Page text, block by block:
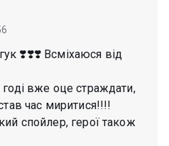
❣️❣️❣️ Всміхаюся від
вже оце страждати,
час миритися!!!!
спойлер, герої також